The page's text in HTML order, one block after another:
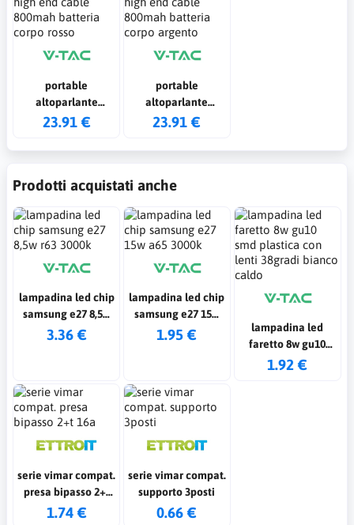
portable
altoparlante
portatile micro usb
800mah batteria
23.91 €
portable
altoparlante
portatile micro usb
800mah batteria
23.91 €
Prodotti acquistati anche
lampadina led chip
samsung e27 8,5w
r63 3000k
3.36 €
lampadina led chip
samsung e27 15w
a65 3000k
1.95 €
lampadina led
faretto 8w gu10
smd plastica con
1.92 €
serie vimar compat.
presa bipasso 2+t
16a
1.74 €
serie vimar compat.
supporto 3posti
0.66 €